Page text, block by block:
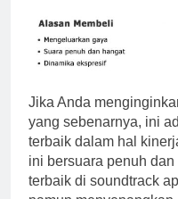
Jika Anda
yang sebenarnya, ini
terbaik dalam hal
ini bersuara penuh
terbaik di soundtrack